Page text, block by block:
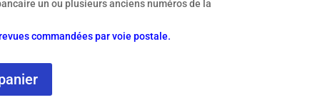
un ou plusieurs anciens numéros de la
commandées par voie postale.